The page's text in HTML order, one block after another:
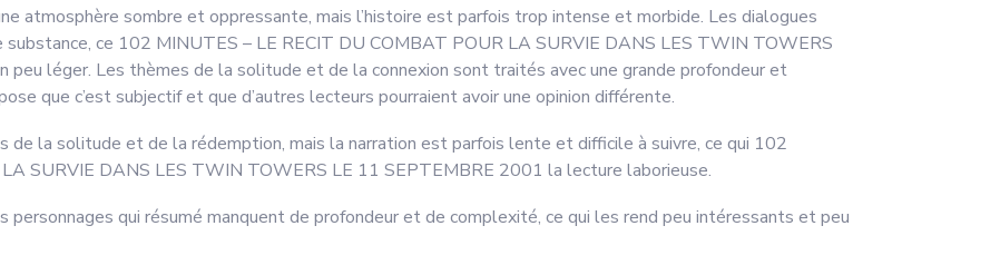
atmosphère sombre et oppressante, mais l’histoire est parfois trop intense et morbide. Les dialogues
ce 102 MINUTES – LE RECIT DU COMBAT POUR LA SURVIE DANS LES TWIN TOWERS
peu léger. Les thèmes de la solitude et de la connexion sont traités avec une grande profondeur et
que c’est subjectif et que d’autres lecteurs pourraient avoir une opinion différente.
de la solitude et de la rédemption, mais la narration est parfois lente et difficile à suivre, ce qui 102
SURVIE DANS LES TWIN TOWERS LE 11 SEPTEMBRE 2001 la lecture laborieuse.
qui résumé manquent de profondeur et de complexité, ce qui les rend peu intéressants et peu